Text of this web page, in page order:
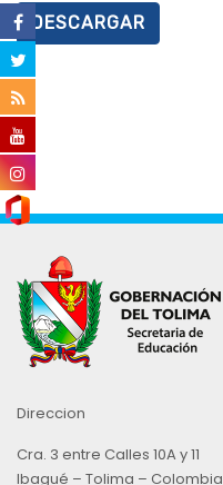
DESCARGAR
Direccion
Cra. 3 entre Calles 10A y 11
Ibagué – Tolima – Colombia